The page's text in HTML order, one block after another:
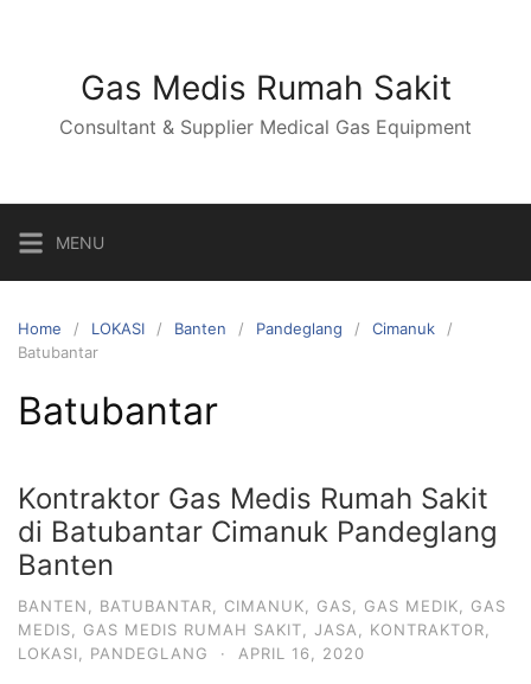
Gas Medis Rumah Sakit
Consultant & Supplier Medical Gas Equipment
MENU
Home LOKASI Banten Pandeglang
Cimanuk
Batubantar
Batubantar
Kontraktor Gas Medis Rumah Sakit
di Batubantar Cimanuk Pandeglang
Banten
BANTEN BATUBANTAR CIMANUK GAS GAS MEDIK
GAS
MEDIS
GAS MEDIS RUMAH SAKIT JASA KONTRAKTOR
LOKASI
PANDEGLANG · APRIL 16, 2020